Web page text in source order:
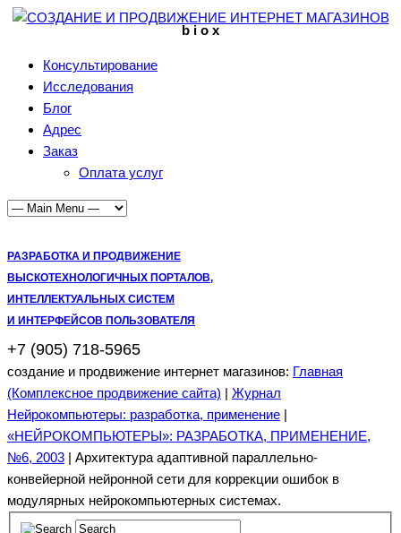
b i o x
Консультирование
Исследования
Блог
Адрес
Заказ
Оплата услуг
РАЗРАБОТКА И ПРОДВИЖЕНИЕ
ВЫСКОТЕХНОЛОГИЧНЫХ ПОРТАЛОВ,
ИНТЕЛЛЕКТУАЛЬНЫХ СИСТЕМ
И ИНТЕРФЕЙСОВ ПОЛЬЗОВАТЕЛЯ
+7 (905) 718-5965
создание и продвижение интернет магазинов: Главная
(Комплексное продвижение сайта) | Журнал
Нейрокомпьютеры: разработка, применение |
«НЕЙРОКОМПЬЮТЕРЫ»: РАЗРАБОТКА, ПРИМЕНЕНИЕ,
№6, 2003 | Архитектура адаптивной параллельно-
конвейерной нейронной сети для коррекции ошибок в
модулярных нейрокомпьютерных системах.